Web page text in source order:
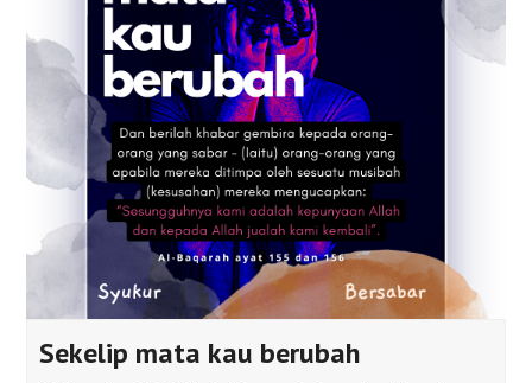
Sekelip mata kau berubah